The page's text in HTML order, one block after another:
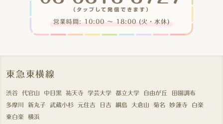
営業時間: 10:00 〜 18:00 (火・水休)
東急東横線
渋谷 代官山 中目黒 祐天寺 学芸大学 都立大学 自由が丘
田園調布
多摩川
新丸子 武蔵小杉 元住吉 日吉 綱島 大倉山 菊名 妙蓮寺
白楽
東白楽
横浜